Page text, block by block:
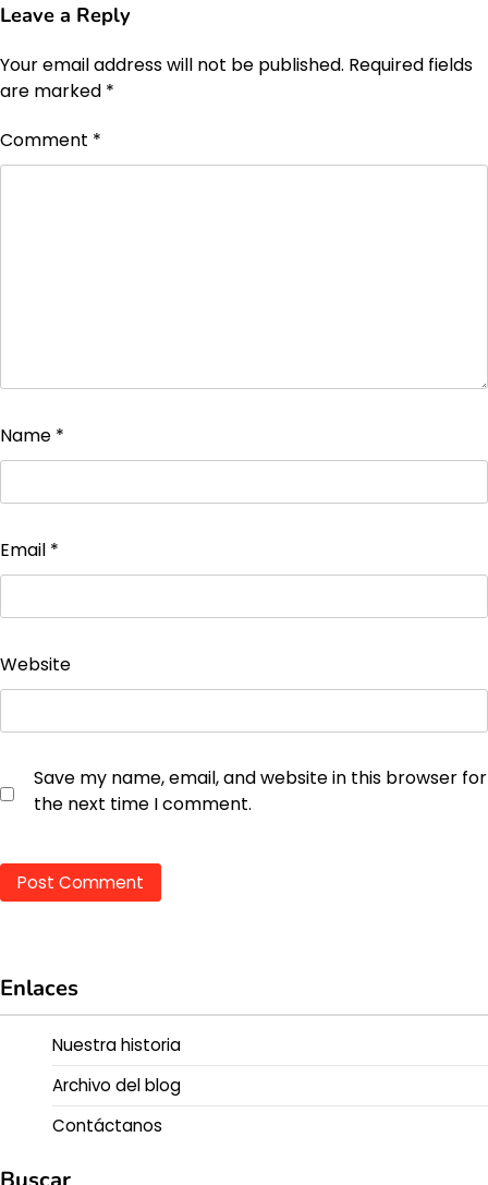
Leave a Reply
Your email address will not be published. Required fields
are marked *
Comment *
Name *
Email *
Website
Save my name, email, and website in this browser for
the next time I comment.
Enlaces
Nuestra historia
Archivo del blog
Contáctanos